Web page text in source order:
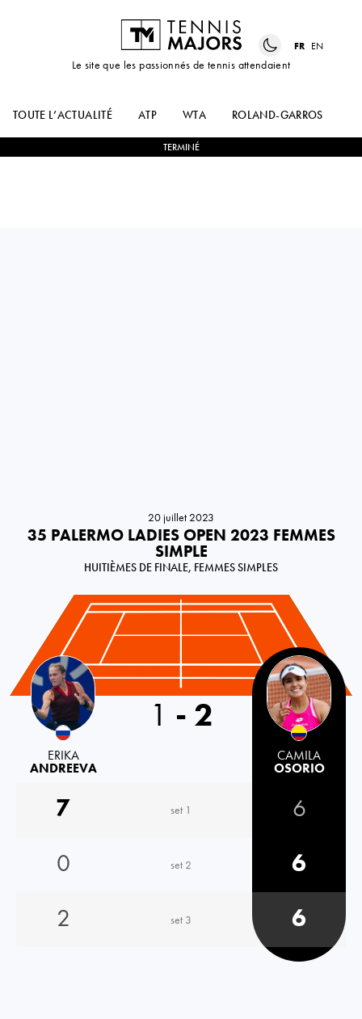
Le site que les passionnés de tennis attendaient
FR EN
TOUTE L’ACTUALITÉ ATP WTA ROLAND-GARROS
TERMINÉ
20 juillet 2023
35 PALERMO LADIES OPEN 2023 FEMMES
SIMPLE
HUITIÈMES DE FINALE, FEMMES SIMPLES
Russia
ERIKA
ANDREEVA
1 - 2
CAMILA
OSORIO
7 set 1
6
0
set 2
6
2
set 3 6